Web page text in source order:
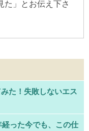
た」とお伝え下さ
た！失敗しないエス
った今でも、この仕